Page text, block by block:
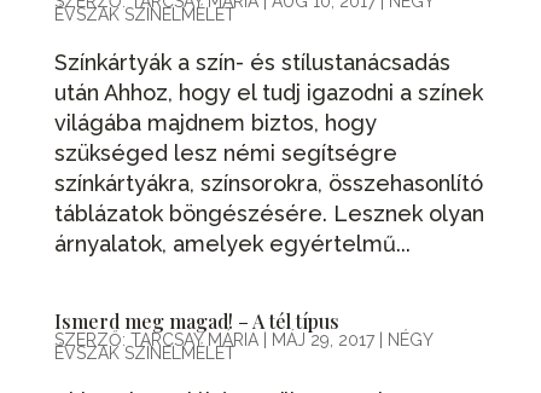
ÉVSZAK SZÍNELMÉLET
Színkártyák a szín- és stílustanácsadás
után Ahhoz, hogy el tudj igazodni a színek
világába majdnem biztos, hogy
szükséged lesz némi segítségre
színkártyákra, színsorokra, összehasonlító
táblázatok böngészésére. Lesznek olyan
árnyalatok, amelyek egyértelmű...
Ismerd meg magad! – A tél típus
SZERZŐ: TARCSAY MÁRIA| MÁJ 29, 2017| NÉGY
ÉVSZAK SZÍNELMÉLET